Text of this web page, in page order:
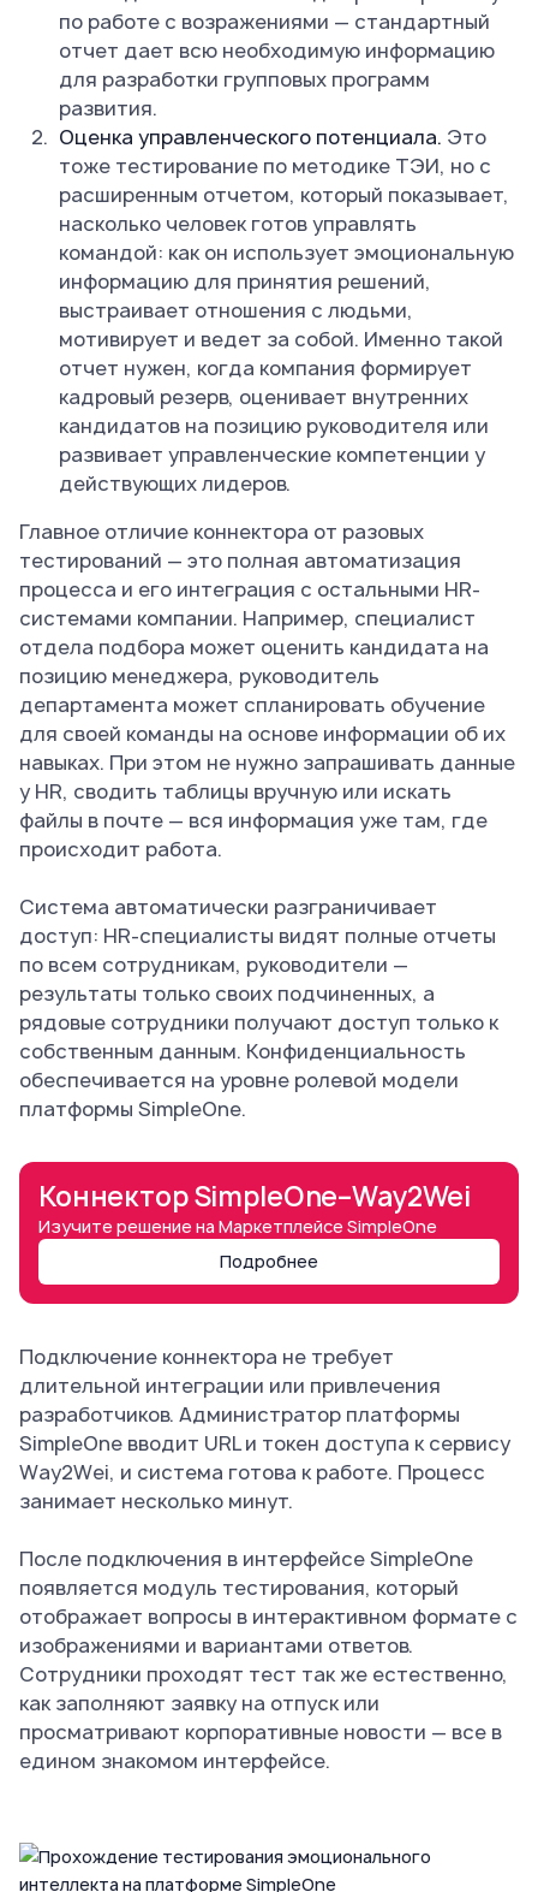
по работе с возражениями — стандартный
отчет дает всю необходимую информацию
для разработки групповых программ
развития.
Оценка управленческого потенциала. Это
тоже тестирование по методике ТЭИ, но с
расширенным отчетом, который показывает,
насколько человек готов управлять
командой: как он использует эмоциональную
информацию для принятия решений,
выстраивает отношения с людьми,
мотивирует и ведет за собой. Именно такой
отчет нужен, когда компания формирует
кадровый резерв, оценивает внутренних
кандидатов на позицию руководителя или
развивает управленческие компетенции у
действующих лидеров.
Главное отличие коннектора от разовых
тестирований — это полная автоматизация
процесса и его интеграция с остальными HR-
системами компании. Например, специалист
отдела подбора может оценить кандидата на
позицию менеджера, руководитель
департамента может спланировать обучение
для своей команды на основе информации об их
навыках. При этом не нужно запрашивать данные
у HR, сводить таблицы вручную или искать
файлы в почте — вся информация уже там, где
происходит работа.
Система автоматически разграничивает
доступ: HR-специалисты видят полные отчеты
по всем сотрудникам, руководители —
результаты только своих подчиненных, а
рядовые сотрудники получают доступ только к
собственным данным. Конфиденциальность
обеспечивается на уровне ролевой модели
платформы SimpleOne.
Коннектор SimpleOne–Way2Wei
Изучите решение на Маркетплейсе SimpleOne
Подробнее
Подключение коннектора не требует
длительной интеграции или привлечения
разработчиков. Администратор платформы
SimpleOne вводит URL и токен доступа к сервису
Way2Wei, и система готова к работе. Процесс
занимает несколько минут.
После подключения в интерфейсе SimpleOne
появляется модуль тестирования, который
отображает вопросы в интерактивном формате с
изображениями и вариантами ответов.
Сотрудники проходят тест так же естественно,
как заполняют заявку на отпуск или
просматривают корпоративные новости — все в
едином знакомом интерфейсе.